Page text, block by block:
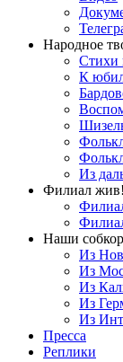
Народное
Стихи
К
Из
Филиал жив!
Наши
Из
Из
Из
Из
Из
Пресса
Реплики